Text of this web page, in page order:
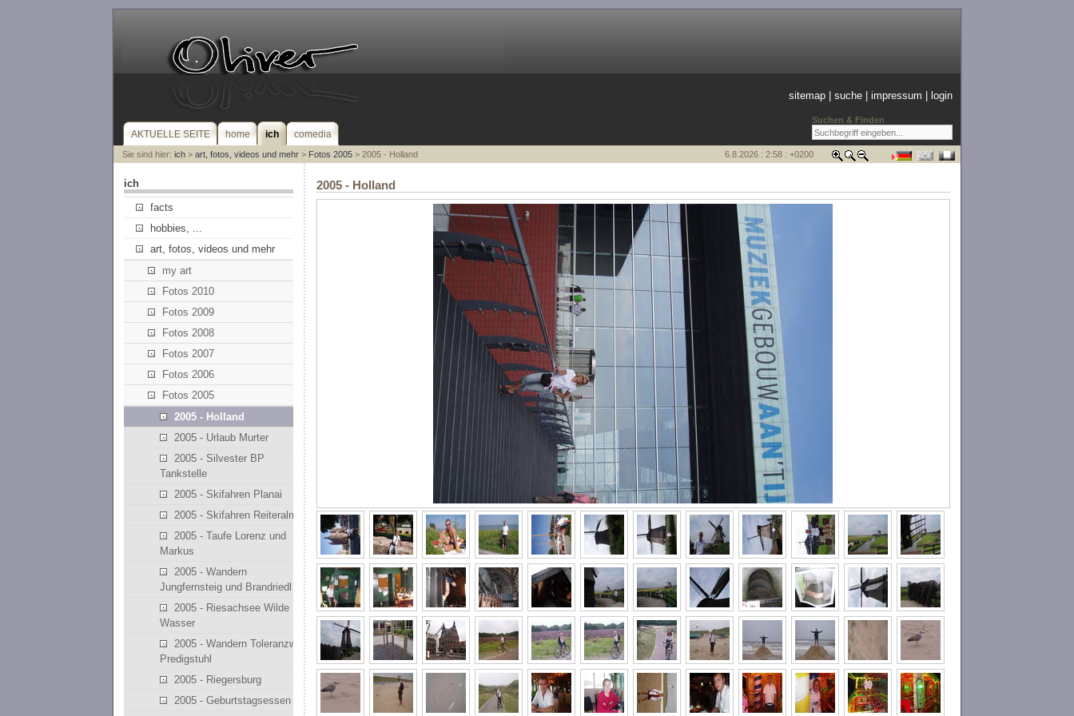
Suchen & Finden
sitemap |suche |impressum login
AKTUELLE SEITE home ich comedia
Sie sind hier: ich> art, fotos, videos und mehr> Fotos 2005> 2005 - Holland 6.8.2026 : 2:58 : +0200
ich
facts
hobbies, ...
art, fotos, videos und mehr
my art
Fotos 2010
Fotos 2009
Fotos 2008
Fotos 2007
Fotos 2006
Fotos 2005
2005 - Holland
2005 - Urlaub Murter
2005 - Silvester BP
Tankstelle
2005 - Skifahren Planai
2005 - Skifahren Reiteralm
2005 - Taufe Lorenz und
Markus
2005 - Wandern
Jungfernsteig und Brandriedl
2005 - Riesachsee Wilde
Wasser
2005 - Wandern Toleranzweg
Predigstuhl
2005 - Riegersburg
2005 - Geburtstagsessen
2005 - Holland